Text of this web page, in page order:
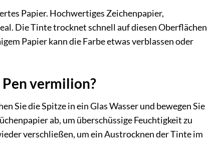
Papier. Hochwertiges Zeichenpapier,
Die Tinte trocknet schnell auf diesen Oberflächen
Papier kann die Farbe etwas verblassen oder
vermilion?
Sie die Spitze in ein Glas Wasser und bewegen Sie
ab, um überschüssige Feuchtigkeit zu
verschließen, um ein Austrocknen der Tinte im